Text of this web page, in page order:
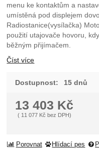
menu ke kontaktům a
umístěná pod displejem
Radiostanice(vysílačka)
použití utajovače hovoru,
běžným přijímačem.
Číst více
Dostupnost: 15 dnů
13 403 Kč
(11 077 Kč bez DPH)
Porovnat Hlídací pes